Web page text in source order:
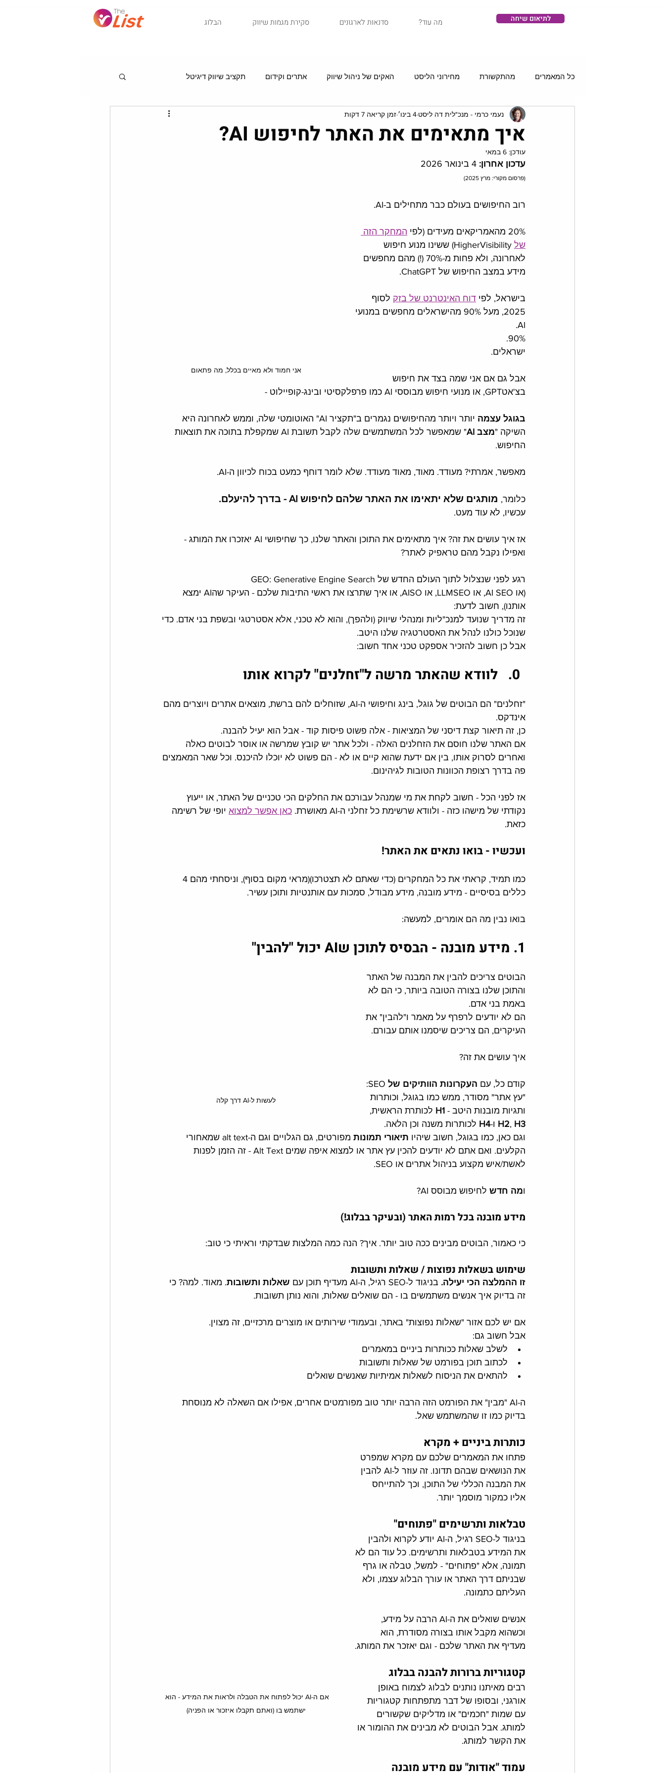
הבלוג סקירת מגמות שיווק סדנאות לארגונים ?מה עוד לתיאום שיחה
כל המאמרים מהתקשורת מחירוני הליסט האקים של ניהול שיווק אתרים וקידום תקציב שיווק דיגיטל
רשתות חברתיות סושיאל וידאו סיפורי לקוחות איקומרס מגמות לניהול שיווק
איך מתאימים את האתר לחיפוש AI?
נעמי כרמי - מנכ"לית דה ליסט 4 בינו׳ זמן קריאה 7 דקות
עודכן: 6 במאי
עדכון אחרון:
(פרסום מקורי: מרץ 2025)
רוב החיפושים בעולם כבר מתחילים ב-AI.
אני חמוד ולא מאיים בכלל, מה פתאום
20% מהאמריקאים מעידים (לפי
המחקר הזה
של
HigherVisibility) ששינו מנוע חיפוש
לאחרונה, ולא פחות מ-70% (!) מהם מחפשים
מידע במצב החיפוש של ChatGPT.
בישראל, לפי דוח האינטרנט של בזק לסוף
2025, מעל 90% מהישראלים מחפשים במנועי
AI.
.90%
ישראלים.
אבל גם אם אני שמה בצד את חיפוש
בצ'אטGPT, או מנועי חיפוש מבוססי AI כמו פרפלקסיטי ובינג-קופיילוט -
בגוגל עצמה
יותר ויותר מהחיפושים נגמרים ב"תקציר AI" האוטומטי שלה, וממש לאחרונה היא
השיקה "מצב AI
" שמאפשר לכל המשתמשים שלה לקבל תשובת AI שמקפלת בתוכה את תוצאות
החיפוש.
מאפשר, אמרתי? מעודד. מאוד, מאוד מעודד. שלא לומר דוחף כמעט בכוח לכיוון ה-AI.
כלומר, מותגים שלא יתאימו את האתר שלהם לחיפוש AI - בדרך להיעלם.
עכשיו, לא עוד מעט.
אז איך עושים את זה? איך מתאימים את התוכן והאתר שלנו, כך שחיפושי AI יאזכרו את המותג -
ואפילו נקבל מהם טראפיק לאתר?
רגע לפני שנצלול לתוך העולם החדש של GEO: Generative Engine Search
(או AI SEO, או LLMSEO, או AISO, או איך שתרצו את ראשי התיבות שלכם - העיקר שהAI ימצא
אותנו), חשוב לדעת:
זה מדריך שנועד למנכ"ליות ומנהלי שיווק (ולהפך), והוא לא טכני, אלא אסטרטגי ובשפת בני אדם. כדי
שנוכל כולנו לנהל את האסטרטגיה שלנו היטב.
אבל כן חשוב להזכיר אספקט טכני אחד חשוב:
לוודא שהאתר מרשה ל"זחלנים" לקרוא אותו
"זחלנים" הם הבוטים של גוגל, בינג וחיפושי ה-AI, שזוחלים להם ברשת, מוצאים אתרים ויוצרים מהם
אינדקס.
כן, זה תיאור קצת דיסני של המציאות - אלה פשוט פיסות קוד - אבל הוא יעיל להבנה.
אם האתר שלנו חוסם את הזחלנים האלה - ולכל אתר יש קובץ שמרשה או אוסר לבוטים כאלה
ואחרים לסרוק אותו, בין אם ידעת שהוא קיים או לא - הם פשוט לא יוכלו להיכנס. וכל שאר המאמצים
פה בדרך רצופת הכוונות הטובות לגיהינום.
אז לפני הכל - חשוב לקחת את מי שמנהל עבורכם את החלקים הכי טכניים של האתר, או ייעוץ
נקודתי של מישהו כזה - ולוודא שרשימת כל זחלני ה-AI מאושרת.
כאן אפשר למצוא יופי של רשימה
כזאת.
ועכשיו - בואו נתאים את האתר!
כללים בסיסיים - מידע מובנה, מידע מבודל, סמכות עם אותנטיות ותוכן עשיר.
בואו נבין מה הם אומרים, למעשה:
1. מידע מובנה - הבסיס לתוכן שAI יכול "להבין"
לעשות ל-AI דרך קלה
הבוטים צריכים להבין את המבנה של האתר
והתוכן שלנו בצורה הטובה ביותר, כי הם לא
באמת בני אדם.
הם לא יודעים לרפרף על מאמר ו"להבין" את
העיקרים, הם צריכים שיסמנו אותם עבורם.
איך עושים את זה?
קודם כל, עם העקרונות הוותיקים של
"עץ אתר" מסודר, ממש כמו בגוגל, וכותרות
ותגיות מובנות היטב - H1 לכותרת הראשית,
H2, H3 ו-H4 לכותרות משנה וכן הלאה.
וגם כאן, כמו בגוגל, חשוב שיהיו תיאורי תמונות
מפורטים, גם הגלויים וגם ה-alt text שמאחורי
הקלעים. ואם אתם לא יודעים להכין עץ אתר או למצוא איפה שמים Alt Text - זה הזמן לפנות
לאשת/איש מקצוע בניהול אתרים או SEO.
ומה חדש לחיפוש מבוסס AI?
מידע מובנה בכל רמות האתר (ובעיקר בבלוג!)
כי כאמור, הבוטים מבינים ככה טוב יותר. איך? הנה כמה המלצות שבדקתי וראיתי כי טוב:
שימוש בשאלות נפוצות / שאלות ותשובות
זו ההמלצה הכי יעילה. בניגוד ל-SEO רגיל, ה-AI מעדיף תוכן עם שאלות ותשובות. מאוד. למה? כי
זה בדיוק איך אנשים משתמשים בו - הם שואלים שאלות, והוא נותן תשובות.
אם יש לכם אזור "שאלות נפוצות" באתר, ובעמודי שירותים או מוצרים מרכזיים, זה מצוין.
אבל חשוב גם:
לשלב שאלות ככותרות ביניים במאמרים
לכתוב תוכן בפורמט של שאלות ותשובות
להתאים את הניסוח לשאלות אמיתיות שאנשים שואלים
ה-AI "מבין" את הפורמט הזה הרבה יותר טוב מפורמטים אחרים, אפילו אם השאלה לא מנוסחת
בדיוק כמו זו שהמשתמש שאל.
אם ה-AI יכול לפתוח את הטבלה ולראות את המידע - הוא
ישתמש בו (ואתם תקבלו איזכור או הפניה)
כותרות ביניים + מקרא
פתחו את המאמרים שלכם עם מקרא שמפרט
את הנושאים שבהם תדונו. זה עוזר ל-AI להבין
את המבנה הכללי של התוכן, וכך להתייחס
אליו כמקור מוסמך יותר.
טבלאות ותרשימים "פתוחים"
בניגוד ל-SEO רגיל, ה-AI יודע לקרוא ולהבין
את המידע בטבלאות ותרשימים. כל עוד הם לא
תמונה, אלא "פתוחים" - למשל, טבלה או גרף
שבניתם דרך האתר או עורך הבלוג עצמו, ולא
העליתם כתמונה.
אנשים שואלים את ה-AI הרבה על מידע,
וכשהוא מקבל אותו בצורה מסודרת, הוא
מעדיף את האתר שלכם - וגם יאזכר את המותג.
קטגוריות ברורות להבנה בבלוג
רבים מאיתנו נותנים לבלוג לצמוח באופן
אורגני, ובסופו של דבר מתפתחות קטגוריות
עם שמות "חכמים" או מדליקים שקשורים
למותג. אבל הבוטים לא מבינים את ההומור או
את הקשר למותג.
עמוד "אודות" עם מידע מובנה